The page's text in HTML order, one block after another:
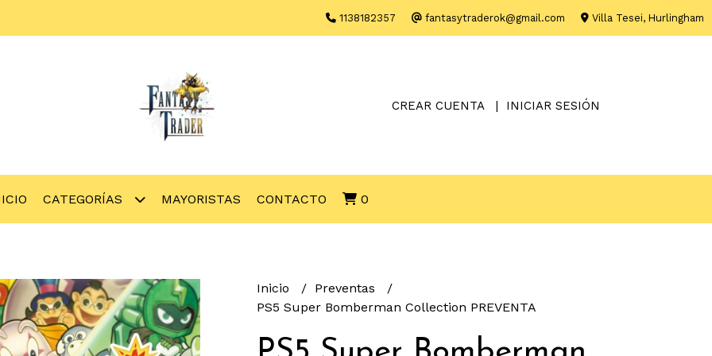
1138182357 fantasytraderok@gmail.com Villa Tesei, Hurlingham
CREAR CUENTA INICIAR SESIÓN
CATEGORÍAS MAYORISTAS CONTACTO 0
Inicio
Preventas
PS5 Super Bomberman Collection PREVENTA